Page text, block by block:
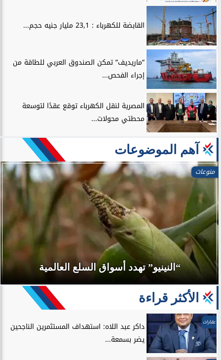
القابضة للكهرباء : 23,1 مليار جنيه حجم...
”ماريديف” تمكن الصندوق العربي للطاقة من
إجراء الفحص...
المصرية لنقل الكهرباء توقع عقدًا لتوسعة
محطتي محولات...
آهم الموضوعات
منوعات
“النينيو” تهدد أسواق السلع العالمية
الأكثر قراءة
عقارات
داكر عبد اللاه: استهداف المستثمرين الناجحين
يضر بسمعة...